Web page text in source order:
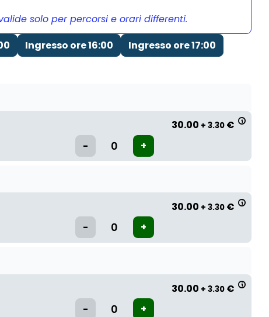
solo per percorsi e orari differenti.
Ingresso ore 16:00
Ingresso ore 17:00
30.00 + 3.30 €
30.00 + 3.30 €
30.00 + 3.30 €